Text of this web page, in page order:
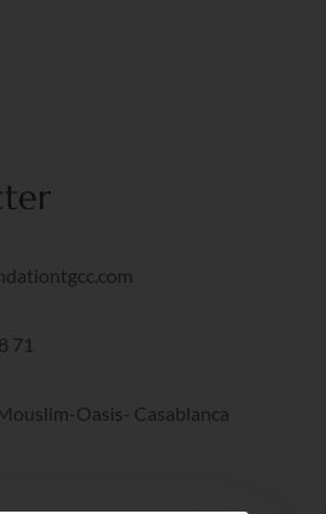
71
Oasis- Casablanca